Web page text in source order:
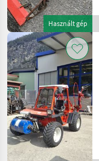
Használt gép